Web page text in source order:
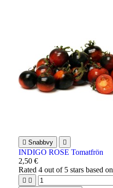
 Snabbvy 
INDIGO ROSE Tomatfrön
2,50 €
Rated4 out of 5 stars based on
 